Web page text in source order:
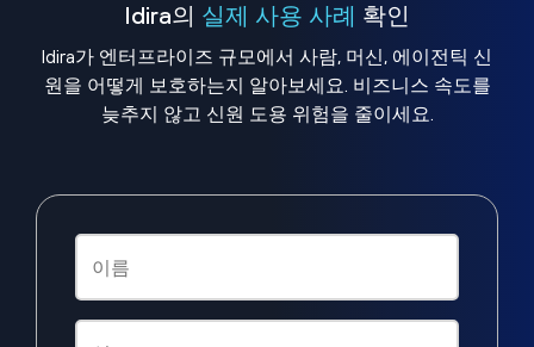
Idira의 실제 사용 사례 확인
Idira가 엔터프라이즈 규모에서 사람, 머신, 에이전틱 신
원을 어떻게 보호하는지 알아보세요. 비즈니스 속도를
늦추지 않고 신원 도용 위험을 줄이세요.